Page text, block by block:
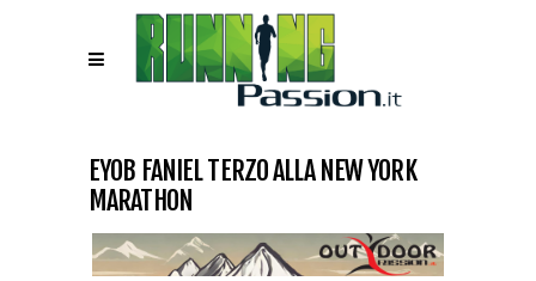
EYOB FANIEL TERZO ALLA NEW YORK
MARATHON